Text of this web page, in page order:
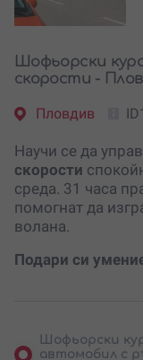
Шофьорски
скорости -
Пловдив
Научи се да
скорости
среда. 31 часа
помогнат да
волана.
Подари си
Шофьорски
автомобил с